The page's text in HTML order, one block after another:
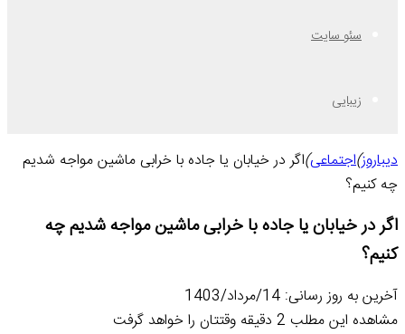
سئو سایت
زیبایی
دیباروز)اجتماعی)اگر در خیابان یا جاده با خرابی ماشین مواجه شدیم
چه کنیم؟
اگر در خیابان یا جاده با خرابی ماشین مواجه شدیم چه
کنیم؟
آخرین به روز رسانی: 14/مرداد/1403
مشاهده این مطلب 2 دقیقه وقتتان را خواهد گرفت